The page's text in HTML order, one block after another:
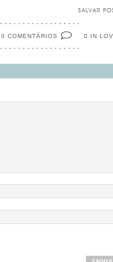
SALVAR
0 IN
0 COMENTÁRIOS